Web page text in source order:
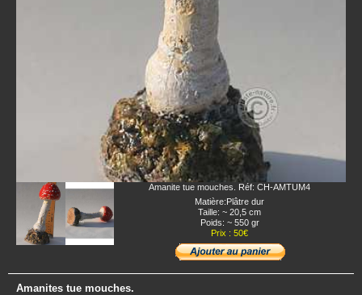
Amanite tue mouches. Réf: CH-AMTUM4
Matière:Plâtre dur
Taille: ~ 20,5 cm
Poids: ~ 550 gr
Prix : 50€
Amanites tue mouches.